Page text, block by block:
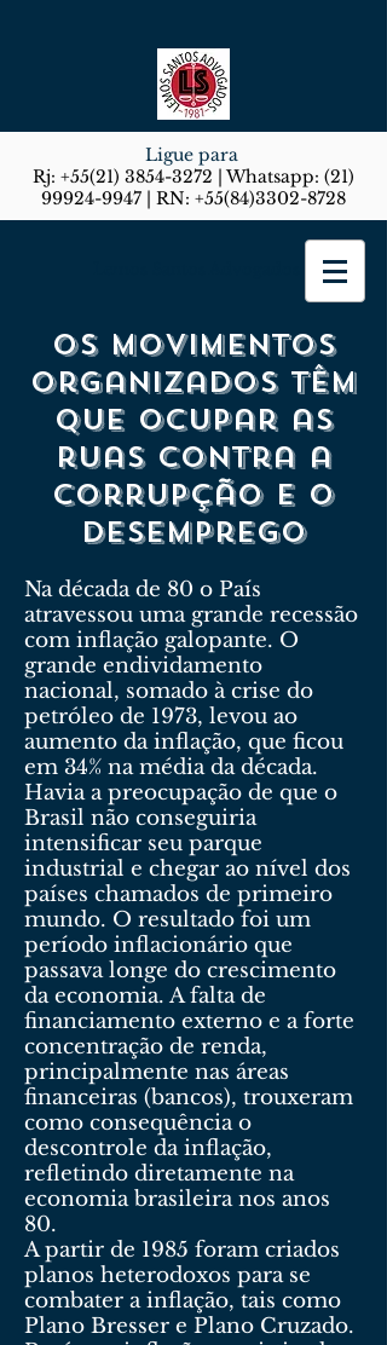
Ligue para
Rj: +55(21) 3854-3272 | Whatsapp: (21)
99924-9947 | RN: +55(84)3302-8728
Os movimentos
organizados têm
que ocupar as
ruas contra a
corrupção e o
desemprego
Na década de 80 o País
atravessou uma grande recessão
com inflação galopante. O
grande endividamento
nacional, somado à crise do
petróleo de 1973, levou ao
aumento da inflação, que ficou
em 34% na média da década.
Havia a preocupação de que o
Brasil não conseguiria
intensificar seu parque
industrial e chegar ao nível dos
países chamados de primeiro
mundo. O resultado foi um
período inflacionário que
passava longe do crescimento
da economia. A falta de
financiamento externo e a forte
concentração de renda,
principalmente nas áreas
financeiras (bancos), trouxeram
como consequência o
descontrole da inflação,
refletindo diretamente na
economia brasileira nos anos
80.
A partir de 1985 foram criados
planos heterodoxos para se
combater a inflação, tais como
Plano Bresser e Plano Cruzado.